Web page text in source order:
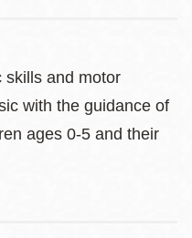
skills and motor
with the guidance of
ages 0-5 and their